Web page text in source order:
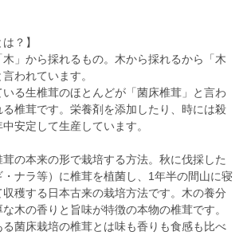
？】
木」から採れるもの。木から採れるから「木
われています。
る生椎茸のほとんどが「菌床椎茸」と言わ
椎茸です。栄養剤を添加したり、時には殺
安定して生産しています。
茸の本来の形で栽培する方法。秋に伐採した
・ナラ等）に椎茸を植菌し、1年半の間山に寝
穫する日本古来の栽培方法です。木の養分
木の香りと旨味が特徴の本物の椎茸です。
る菌床栽培の椎茸とは味も香りも食感も比べ